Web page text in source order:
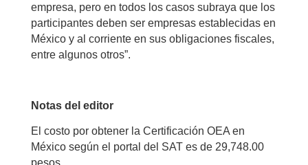
empresa, pero en todos los casos subraya que los
participantes deben ser empresas establecidas en
México y al corriente en sus obligaciones fiscales,
entre algunos otros”.
Notas del editor
El costo por obtener la Certificación OEA en
México según el portal del SAT es de 29,748.00
pesos